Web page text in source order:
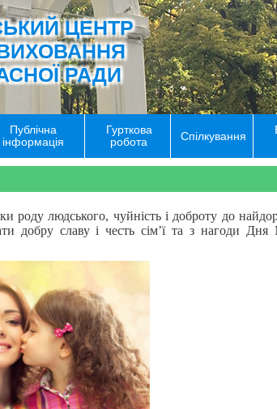
ЦЕНТР
РАДИ
Публічна
інформація
Гурткова
робота
Спілкування
роду людського, чуйність і доброту до
добру славу і честь сім’ї та з нагоди